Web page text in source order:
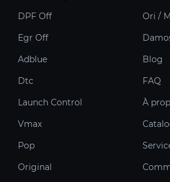
DPF Off
Egr Off
Adblue
Dtc
Launch Control
Vmax
Pop
Original
Ori /
Blog
FAQ
À